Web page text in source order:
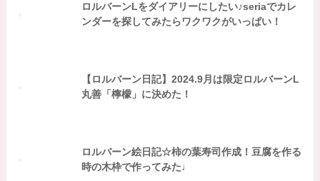
ロルバーンLをダイアリーにしたい♪seriaでカレ
ンダーを探してみたらワクワクがいっぱい！
【ロルバーン日記】2024.9月は限定ロルバーンL
丸善「檸檬」に決めた！
ロルバーン絵日記☆柿の葉寿司作成！豆腐を作る
時の木枠で作ってみた♩